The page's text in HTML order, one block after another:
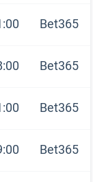
Bet365
Bet365
Bet365
Bet365